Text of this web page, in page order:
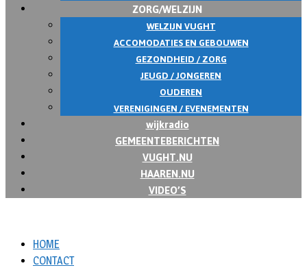
ZORG/WELZIJN
WELZIJN VUGHT
ACCOMODATIES EN GEBOUWEN
GEZONDHEID / ZORG
JEUGD / JONGEREN
OUDEREN
VERENIGINGEN / EVENEMENTEN
wijkradio
GEMEENTEBERICHTEN
VUGHT.NU
HAAREN.NU
VIDEO’S
HOME
CONTACT